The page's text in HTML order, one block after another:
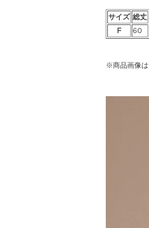
サイズ 総丈
F
60
※商品画像は